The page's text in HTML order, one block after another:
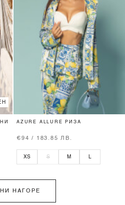
AZURE ALLURE РИЗА
€94 / 183.85 ЛВ.
XS S M
НАГОРЕ